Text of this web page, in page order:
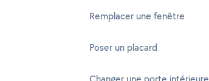
Remplacer une fenêtre
Poser un placard